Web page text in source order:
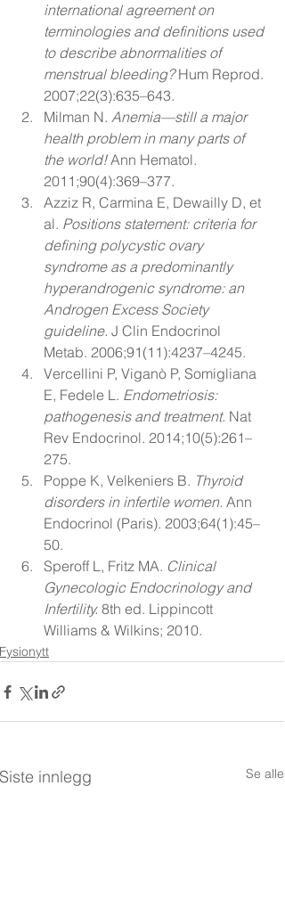
international agreement on
terminologies and definitions used
to describe abnormalities of
menstrual bleeding? Hum Reprod.
2007;22(3):635–643.
Milman N. Anemia—still a major
health problem in many parts of
the world! Ann Hematol.
2011;90(4):369–377.
Azziz R, Carmina E, Dewailly D, et
al. Positions statement: criteria for
defining polycystic ovary
syndrome as a predominantly
hyperandrogenic syndrome: an
Androgen Excess Society
guideline. J Clin Endocrinol
Metab. 2006;91(11):4237–4245.
Vercellini P, Viganò P, Somigliana
E, Fedele L. Endometriosis:
pathogenesis and treatment. Nat
Rev Endocrinol. 2014;10(5):261–
275.
Poppe K, Velkeniers B. Thyroid
disorders in infertile women. Ann
Endocrinol (Paris). 2003;64(1):45–
50.
Speroff L, Fritz MA. Clinical
Gynecologic Endocrinology and
Infertility. 8th ed. Lippincott
Williams & Wilkins; 2010.
Fysionytt
Siste innlegg Se alle